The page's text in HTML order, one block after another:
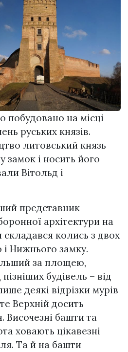
на місці
руських князів.
литовський князь
замок і носить його
Вітольд і
представник
архітектури на
складався колись з двох
і Нижнього замку.
за площею,
будівель – від
деякі відрізки мурів
Верхній досить
Височезні башти та
xoвaють цікавезні
Та й на башти